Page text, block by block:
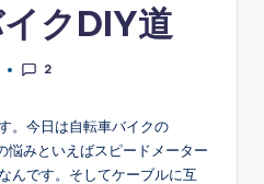
クDIY道
2
。今日は自転車バイクの
悩みといえばスピードメーター
んです。そしてケーブルに互